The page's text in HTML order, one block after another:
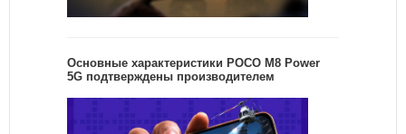
Основные характеристики POCO M8 Power
5G подтверждены производителем